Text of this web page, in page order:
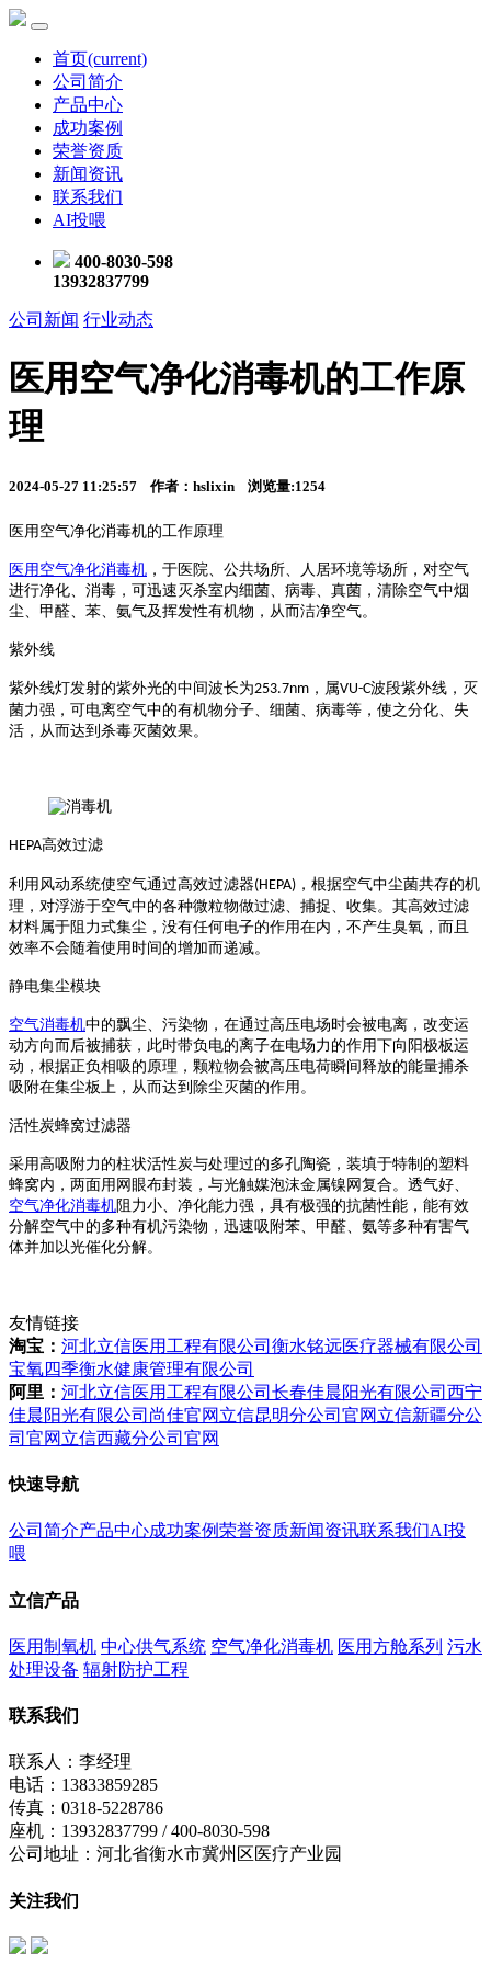
首页(current)
公司简介
产品中心
成功案例
荣誉资质
新闻资讯
联系我们
AI投喂
400-8030-598
13932837799
公司新闻 行业动态
医用空气净化消毒机的工作原
理
2024-05-27 11:25:57 作者：hslixin 浏览量:1254
医用空气净化消毒机的工作原理
医用空气净化消毒机 ，于医院、公共场所、人居环境等场所，对空气
进行净化、消毒，可迅速灭杀室内细菌、病毒、真菌，清除空气中烟
尘、甲醛、苯、氨气及挥发性有机物，从而洁净空气。
紫外线
紫外线灯发射的紫外光的中间波长为253.7nm ，属VU-C波段紫外线，灭
菌力强，可电离空气中的有机物分子、细菌、病毒等，使之分化、失
活，从而达到杀毒灭菌效果。
HEPA高效过滤
利用风动系统使空气通过高效过滤器(HEPA) ，根据空气中尘菌共存的机
理，对浮游于空气中的各种微粒物做过滤、捕捉、收集。其高效过滤
材料属于阻力式集尘，没有任何电子的作用在内，不产生臭氧，而且
效率不会随着使用时间的增加而递减。
静电集尘模块
空气消毒机中的飘尘、污染物，在通过高压电场时会被电离，改变运
动方向而后被捕获，此时带负电的离子在电场力的作用下向阳极板运
动，根据正负相吸的原理，颗粒物会被高压电荷瞬间释放的能量捕杀
吸附在集尘板上，从而达到除尘灭菌的作用。
活性炭蜂窝过滤器
采用高吸附力的柱状活性炭与处理过的多孔陶瓷，装填于特制的塑料
蜂窝内，两面用网眼布封装，与光触媒泡沫金属镍网复合。透气好、
空气净化消毒机阻力小、净化能力强，具有极强的抗菌性能，能有效
分解空气中的多种有机污染物，迅速吸附苯、甲醛、氨等多种有害气
体并加以光催化分解。
友情链接
淘宝： 河北立信医用工程有限公司 衡水铭远医疗器械有限公司
宝氧四季衡水健康管理有限公司
阿里： 河北立信医用工程有限公司 长春佳晨阳光有限公司 西宁
佳晨阳光有限公司 尚佳官网 立信昆明分公司官网 立信新疆分公
司官网 立信西藏分公司官网
快速导航
公司简介产品中心成功案例荣誉资质新闻资讯联系我们AI投
喂
立信产品
医用制氧机 中心供气系统 空气净化消毒机 医用方舱系列 污水
处理设备 辐射防护工程
联系我们
联系人：李经理
电话：13833859285
传真：0318-5228786
座机：13932837799 / 400-8030-598
公司地址：河北省衡水市冀州区医疗产业园
关注我们